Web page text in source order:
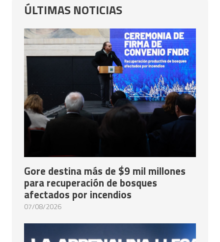
ÚLTIMAS NOTICIAS
Gore destina más de $9 mil millones
para recuperación de bosques
afectados por incendios
07/08/2026